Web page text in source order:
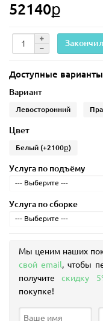
52140ք
Доступные варианты
Вариант
Левосторонний
Цвет
Белый (+2100ք)
Услуга по подъёму
Услуга по сборке
Мы ценим наших
свой email, чтобы
получитескидку
покупке!